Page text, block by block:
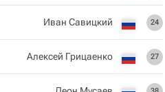
24
Иван Савицкий
27
Алексей Грицаенко